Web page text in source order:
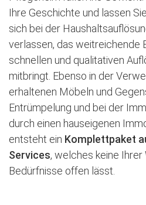
Ihre Geschichte und lassen
sich bei der
verlassen, das weitreichende
schnellen und qualitativen
mitbringt. Ebenso in der
erhaltenen Möbeln und
Entrümpelung und bei der
durch einen hauseigenen
entsteht ein Komplettpaket
Services, welches keine Ihrer
Bedürfnisse offen lässt.